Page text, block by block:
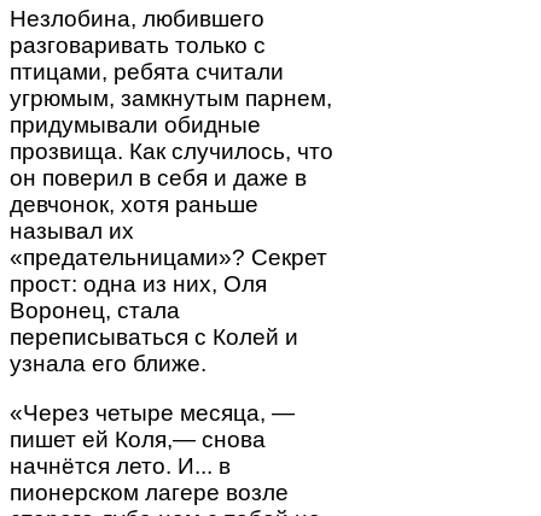
Незлобина, любившего
разговаривать только с
птицами, ребята считали
угрюмым, замкнутым парнем,
придумывали обидные
прозвища. Как случилось, что
он поверил в себя и даже в
девчонок, хотя раньше
называл их
«предательницами»? Секрет
прост: одна из них, Оля
Воронец, стала
переписываться с Колей и
узнала его ближе.
«Через четыре месяца, —
пишет ей Коля,— снова
начнётся лето. И... в
пионерском лагере возле